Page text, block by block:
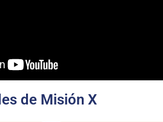
de Misión X